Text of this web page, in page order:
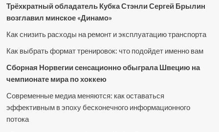
Трёхкратный обладатель Кубка Стэнли Сергей Брылин
возглавил минское «Динамо»
Как снизить расходы на ремонт и эксплуатацию транспорта
Как выбрать формат тренировок: что подойдет именно вам
Сборная Норвегии сенсационно обыграла Швецию на
чемпионате мира по хоккею
Современные медиа меняются: как оставаться
эффективным в эпоху бесконечного информационного
потока